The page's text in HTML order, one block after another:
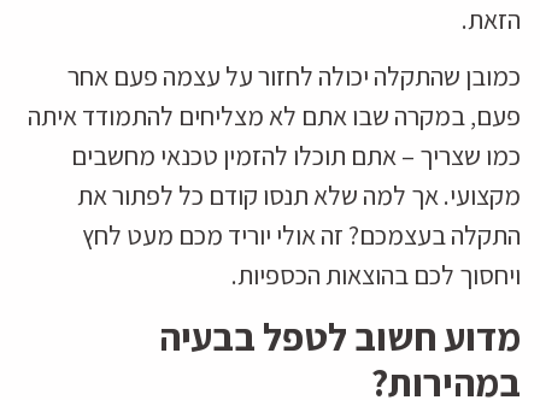
הזאת.
כמובן שהתקלה יכולה לחזור על עצמה פעם אחר
פעם, במקרה שבו אתם לא מצליחים להתמודד איתה
כמו שצריך – אתם תוכלו להזמין טכנאי מחשבים
מקצועי. אך למה שלא תנסו קודם כל לפתור את
התקלה בעצמכם? זה אולי יוריד מכם מעט לחץ
ויחסוך לכם בהוצאות הכספיות.
מדוע חשוב לטפל בבעיה
במהירות?